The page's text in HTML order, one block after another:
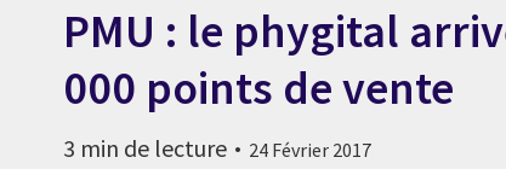
PMU : le phygital
000 points de vente
3 min de lecture 24 Février 2017